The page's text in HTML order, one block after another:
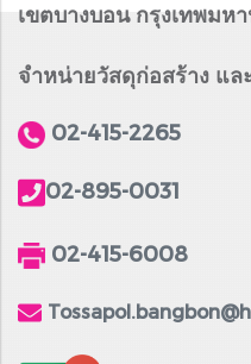
เขตบางบอน กรุงเทพมห
จำหน่ายวัสดุก่อสร้าง แล
02-415-2265
02-895-0031
02-415-6008